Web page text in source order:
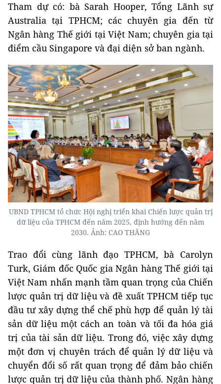
Tham dự có: bà Sarah Hooper, Tổng Lãnh sự
Australia tại TPHCM; các chuyên gia đến từ
Ngân hàng Thế giới tại Việt Nam; chuyên gia tại
điểm cầu Singapore và đại diện sở ban ngành.
UBND TPHCM tổ chức Hội nghị triển khai Chiến lược quản trị
dữ liệu của TPHCM đến năm 2025, định hướng đến năm
2030. Ảnh: CAO THĂNG
Trao đổi cùng lãnh đạo TPHCM, bà Carolyn
Turk, Giám đốc Quốc gia Ngân hàng Thế giới tại
Việt Nam nhấn mạnh tầm quan trọng của Chiến
lược quản trị dữ liệu và đề xuất TPHCM tiếp tục
đầu tư xây dựng thể chế phù hợp để quản lý tài
sản dữ liệu một cách an toàn và tối đa hóa giá
trị của tài sản dữ liệu. Trong đó, việc xây dựng
một đơn vị chuyên trách để quản lý dữ liệu và
chuyển đổi số rất quan trọng để đảm bảo chiến
lược quản trị dữ liệu của thành phố. Ngân hàng